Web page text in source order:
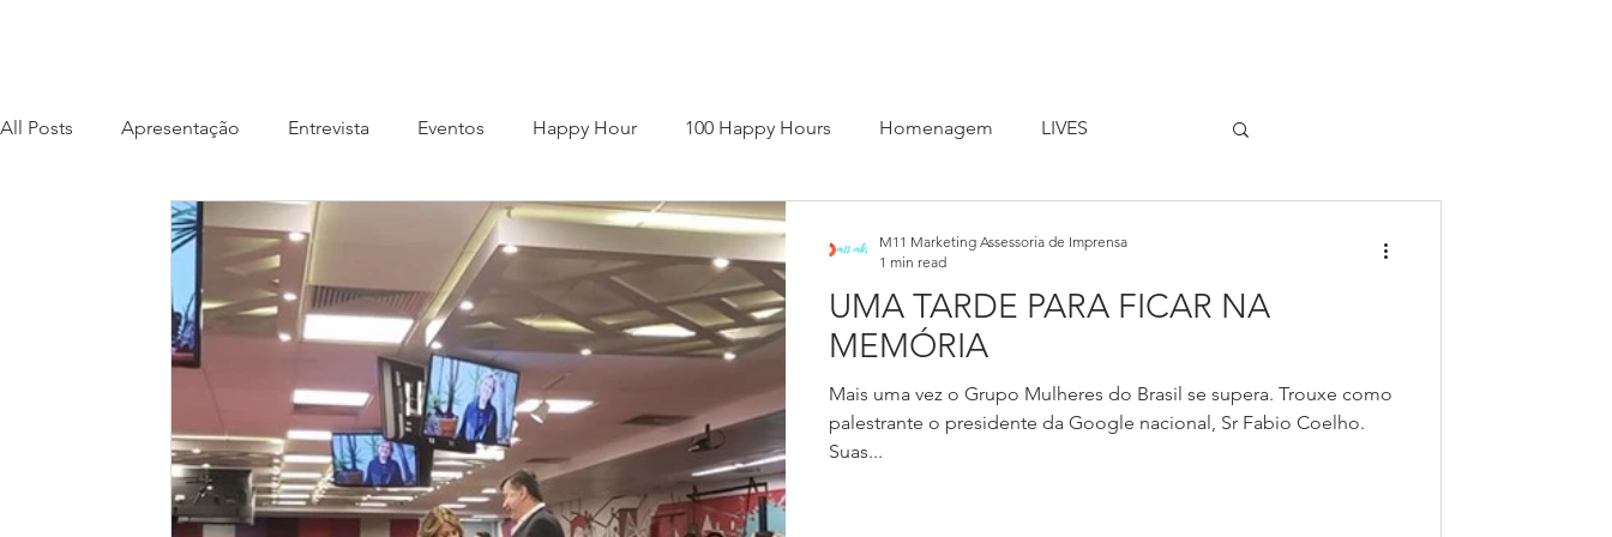
All Posts Apresentação Entrevista Eventos Happy Hour 100 Happy Hours Homenagem LIVES
Livro Sete Ponto Zero Livro #AtitudeÉTudo Livro A Autoconfiança Livro Bem Viva de Corpo e Alma
Longevidade Musicare Piano online Palestrante Press Kit Programa Sintonia Spotify
Livro Sintonia
UMA TARDE PARA FICAR NA
MEMÓRIA
Mais uma vez o Grupo Mulheres do Brasil se supera. Trouxe como
palestrante o presidente da Google nacional, Sr Fabio Coelho.
Suas...
M11 Marketing Assessoria de Imprensa
1 min read